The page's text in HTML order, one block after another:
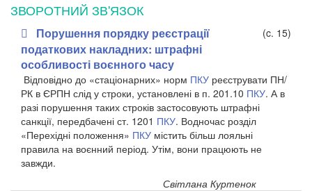
ЗВОРОТНИЙ ЗВ'ЯЗОК
Порушення порядку реєстрації
податкових накладних: штрафні
особливості воєнного часу
(c. 15)
Відповідно до «стаціонарних» норм ПКУ реєструвати ПН/
РК в ЄРПН слід у строки, установлені в п. 201.10 ПКУ. А в
разі порушення таких строків застосовують штрафні
санкції, передбачені ст. 1201 ПКУ. Водночас розділ
«Перехідні положення» ПКУ містить більш лояльні
правила на воєнний період. Утім, вони працюють не
завжди.
Світлана Куртенок